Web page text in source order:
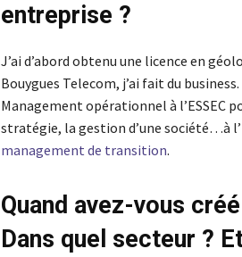
entreprise ?
J’ai d’abord obtenu une licence en
Bouygues Telecom, j’ai fait du
Management opérationnel à l’ESSEC
stratégie, la gestion d’une société…à
management de transition.
Quand avez-vous
Dans quel secteur ?